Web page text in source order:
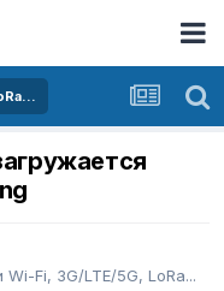
Fi, 3G/LTE/5G, LoRa...